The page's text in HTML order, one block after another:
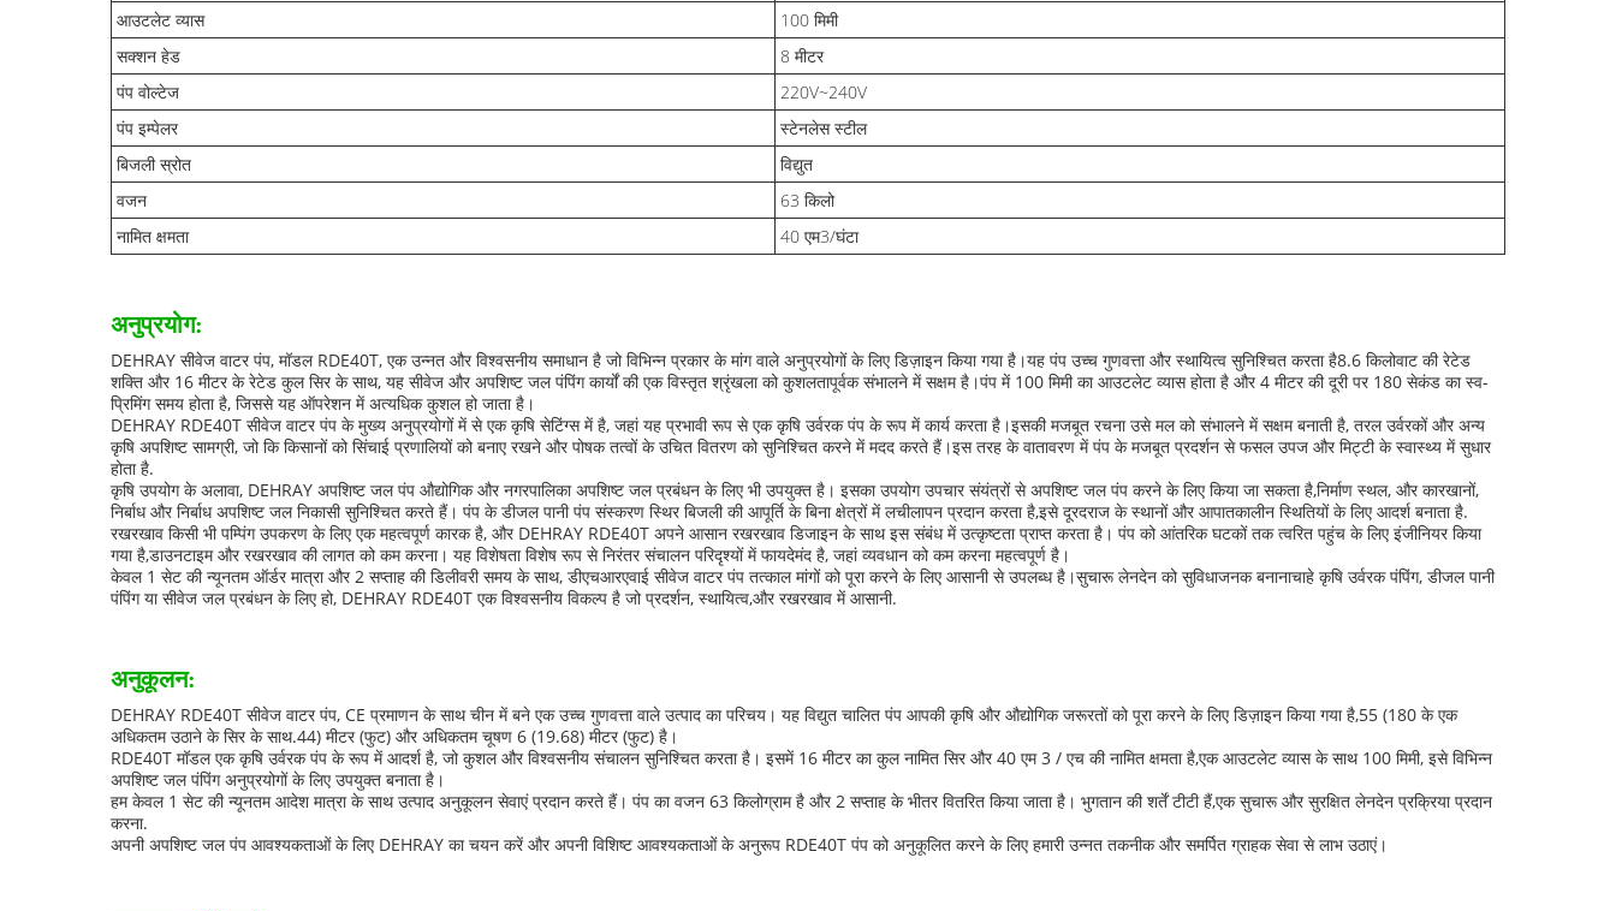
आउटलेट व्यास
100 मिमी
सक्शन हेड
8 मीटर
पंप वोल्टेज
220V~240V
पंप इम्पेलर
स्टेनलेस स्टील
बिजली स्रोत
विद्युत
वजन
63 किलो
नामित क्षमता
40 एम3/घंटा
अनुप्रयोग:
DEHRAY सीवेज वाटर पंप, मॉडल RDE40T, एक उन्नत और विश्वसनीय समाधान है जो विभिन्न प्रकार के मांग वाले अनुप्रयोगों के लिए डिज़ाइन किया गया है।यह पंप उच्च गुणवत्ता और स्थायित्व सुनिश्चित करता है8.6 किलोवाट की रेटेड
शक्ति और 16 मीटर के रेटेड कुल सिर के साथ, यह सीवेज और अपशिष्ट जल पंपिंग कार्यों की एक विस्तृत श्रृंखला को कुशलतापूर्वक संभालने में सक्षम है।पंप में 100 मिमी का आउटलेट व्यास होता है और 4 मीटर की दूरी पर 180 सेकंड का स्व-
प्रिमिंग समय होता है, जिससे यह ऑपरेशन में अत्यधिक कुशल हो जाता है।
DEHRAY RDE40T सीवेज वाटर पंप के मुख्य अनुप्रयोगों में से एक कृषि सेटिंग्स में है, जहां यह प्रभावी रूप से एक कृषि उर्वरक पंप के रूप में कार्य करता है।इसकी मजबूत रचना उसे मल को संभालने में सक्षम बनाती है, तरल उर्वरकों और अन्य
कृषि अपशिष्ट सामग्री, जो कि किसानों को सिंचाई प्रणालियों को बनाए रखने और पोषक तत्वों के उचित वितरण को सुनिश्चित करने में मदद करते हैं।इस तरह के वातावरण में पंप के मजबूत प्रदर्शन से फसल उपज और मिट्टी के स्वास्थ्य में सुधार
होता है.
कृषि उपयोग के अलावा, DEHRAY अपशिष्ट जल पंप औद्योगिक और नगरपालिका अपशिष्ट जल प्रबंधन के लिए भी उपयुक्त है। इसका उपयोग उपचार संयंत्रों से अपशिष्ट जल पंप करने के लिए किया जा सकता है,निर्माण स्थल, और कारखानों,
निर्बाध और निर्बाध अपशिष्ट जल निकासी सुनिश्चित करते हैं। पंप के डीजल पानी पंप संस्करण स्थिर बिजली की आपूर्ति के बिना क्षेत्रों में लचीलापन प्रदान करता है,इसे दूरदराज के स्थानों और आपातकालीन स्थितियों के लिए आदर्श बनाता है.
रखरखाव किसी भी पम्पिंग उपकरण के लिए एक महत्वपूर्ण कारक है, और DEHRAY RDE40T अपने आसान रखरखाव डिजाइन के साथ इस संबंध में उत्कृष्टता प्राप्त करता है। पंप को आंतरिक घटकों तक त्वरित पहुंच के लिए इंजीनियर किया
गया है,डाउनटाइम और रखरखाव की लागत को कम करना। यह विशेषता विशेष रूप से निरंतर संचालन परिदृश्यों में फायदेमंद है, जहां व्यवधान को कम करना महत्वपूर्ण है।
केवल 1 सेट की न्यूनतम ऑर्डर मात्रा और 2 सप्ताह की डिलीवरी समय के साथ, डीएचआरएवाई सीवेज वाटर पंप तत्काल मांगों को पूरा करने के लिए आसानी से उपलब्ध है।सुचारू लेनदेन को सुविधाजनक बनानाचाहे कृषि उर्वरक पंपिंग, डीजल पानी
पंपिंग या सीवेज जल प्रबंधन के लिए हो, DEHRAY RDE40T एक विश्वसनीय विकल्प है जो प्रदर्शन, स्थायित्व,और रखरखाव में आसानी.
अनुकूलन:
DEHRAY RDE40T सीवेज वाटर पंप, CE प्रमाणन के साथ चीन में बने एक उच्च गुणवत्ता वाले उत्पाद का परिचय। यह विद्युत चालित पंप आपकी कृषि और औद्योगिक जरूरतों को पूरा करने के लिए डिज़ाइन किया गया है,55 (180 के एक
अधिकतम उठाने के सिर के साथ.44) मीटर (फुट) और अधिकतम चूषण 6 (19.68) मीटर (फुट) है।
RDE40T मॉडल एक कृषि उर्वरक पंप के रूप में आदर्श है, जो कुशल और विश्वसनीय संचालन सुनिश्चित करता है। इसमें 16 मीटर का कुल नामित सिर और 40 एम 3 / एच की नामित क्षमता है,एक आउटलेट व्यास के साथ 100 मिमी, इसे विभिन्न
अपशिष्ट जल पंपिंग अनुप्रयोगों के लिए उपयुक्त बनाता है।
हम केवल 1 सेट की न्यूनतम आदेश मात्रा के साथ उत्पाद अनुकूलन सेवाएं प्रदान करते हैं। पंप का वजन 63 किलोग्राम है और 2 सप्ताह के भीतर वितरित किया जाता है। भुगतान की शर्तें टीटी हैं,एक सुचारू और सुरक्षित लेनदेन प्रक्रिया प्रदान
करना.
अपनी अपशिष्ट जल पंप आवश्यकताओं के लिए DEHRAY का चयन करें और अपनी विशिष्ट आवश्यकताओं के अनुरूप RDE40T पंप को अनुकूलित करने के लिए हमारी उन्नत तकनीक और समर्पित ग्राहक सेवा से लाभ उठाएं।